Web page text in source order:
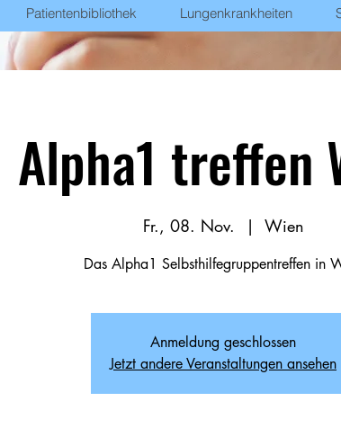
Patientenbibliothek Lungenkrankheiten
Alpha1 treffen
Fr., 08. Nov.
  |
Wien
Das Alpha1 Selbsthilfegruppentreffen in
Anmeldung geschlossen
Jetzt andere Veranstaltungen ansehen